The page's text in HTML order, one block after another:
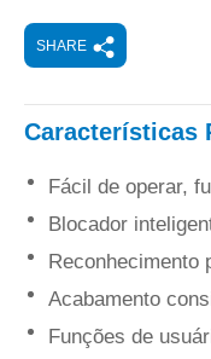
SHARE
Características
Fácil de operar,
Blocador
Reconhecimento
Acabamento
Funções de